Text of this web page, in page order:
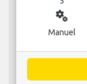
miscellaneous_services
Manuel